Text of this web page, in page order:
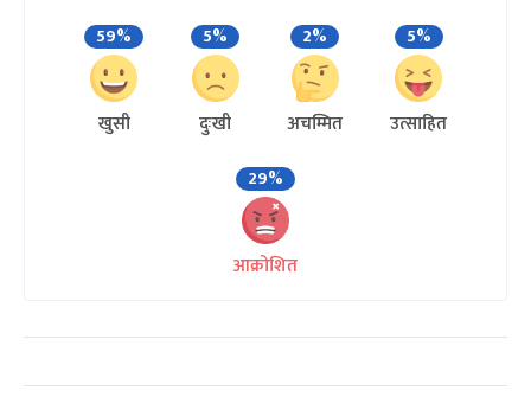
59%
खुसी
5%
दुःखी
2%
अचम्मित
5%
उत्साहित
29%
आक्रोशित